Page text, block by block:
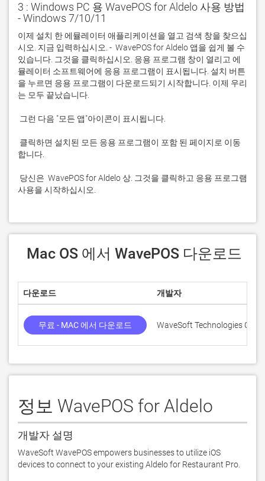
3 : Windows PC 용 WavePOS for Aldelo 사용 방법
- Windows 7/10/11
이제 설치 한 에뮬레이터 애플리케이션을 열고 검색 창을 찾으십
시오. 지금 입력하십시오. -  WavePOS for Aldelo 앱을 쉽게 볼 수
있습니다. 그것을 클릭하십시오. 응용 프로그램 창이 열리고 에
뮬레이터 소프트웨어에 응용 프로그램이 표시됩니다. 설치 버튼
을 누르면 응용 프로그램이 다운로드되기 시작합니다. 이제 우리
사용을 시작하십시오.
Mac OS 에서 WavePOS 다운로드
다운로드 개발자
무료 - MAC 에서 다운로드 WaveSoft Technologies Corp.
정보 WavePOS for Aldelo
개발자 설명
WaveSoft WavePOS empowers businesses to utilize iOS
devices to connect to your existing Aldelo for Restaurant Pro.